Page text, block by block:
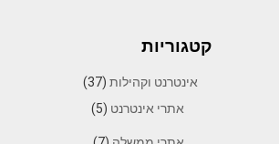
קטגוריות
אינטרנט וקהילות(37)
אתרי אינטרנט (5)